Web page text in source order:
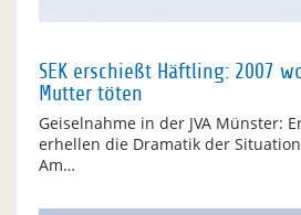
SEK erschießt Häftling: 2007
Mutter töten
Geiselnahme in der JVA Münster:
erhellen die Dramatik der Situation
Am…